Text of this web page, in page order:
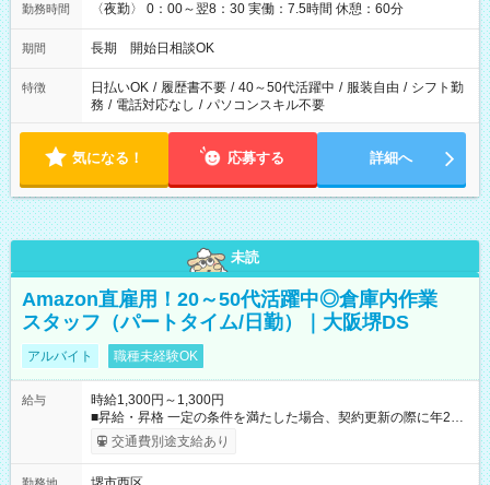
勤務時間 〈夜勤〉 0：00～翌8：30 実働：7.5時間 休憩：60分
期間 長期 開始日相談OK
特徴 日払いOK / 履歴書不要 / 40～50代活躍中 / 服装自由 / シフト勤
務 / 電話対応なし / パソコンスキル不要
気になる！ 応募する 詳細へ
未読
Amazon直雇用！20～50代活躍中◎倉庫内作業
スタッフ（パートタイム/日勤）｜大阪堺DS
アルバイト 職種未経験OK
給与
時給1,300円～1,300円
■昇給・昇格 一定の条件を満たした場合、契約更新の際に年2回
まで昇給の機会があります。 ■正社員登用制度あり ※月末締/翌
月25日支払い ※時間外手当、別途支給 ※深夜割増賃金 (22:00～
交通費別途支給あり